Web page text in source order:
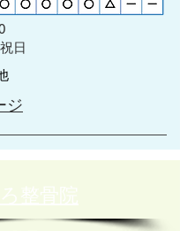
日
ジ
整骨院